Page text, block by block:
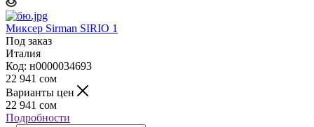
Миксер Sirman SIRIO 1
Под заказ
Италия
Код: н0000034693
22 941 сом
Варианты цен
22 941 сом
Подробности